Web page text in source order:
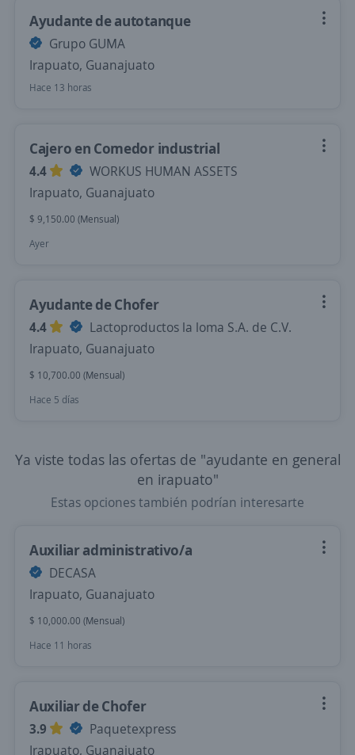
Ayudante de autotanque
Grupo GUMA
Irapuato, Guanajuato
Hace 13 horas
Cajero en Comedor industrial
4.4
WORKUS HUMAN ASSETS
Irapuato, Guanajuato
$ 9,150.00 (Mensual)
Ayer
Ayudante de Chofer
4.4
Lactoproductos la loma S.A. de C.V.
Irapuato, Guanajuato
$ 10,700.00 (Mensual)
Hace 5 días
Ya viste todas las ofertas de "ayudante en general
en irapuato"
Estas opciones también podrían interesarte
Auxiliar administrativo/a
DECASA
Irapuato, Guanajuato
$ 10,000.00 (Mensual)
Hace 11 horas
Auxiliar de Chofer
3.9
Paquetexpress
Irapuato, Guanajuato